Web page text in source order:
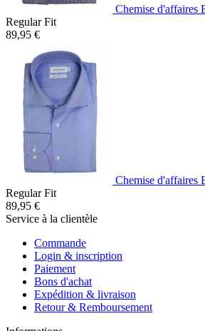
Chemise
Regular Fit
89,95 €
Chemise
Regular Fit
89,95 €
Service à la clientèle
Commande
Login & inscription
Paiement
Bons d'achat
Expédition & livraison
Retour & Remboursement